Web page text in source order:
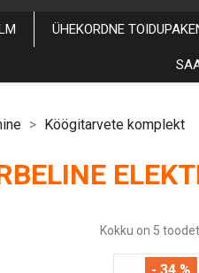
ÜHEKORDNE
Köögitarvete komplekt
Kokku on 5 toodet.